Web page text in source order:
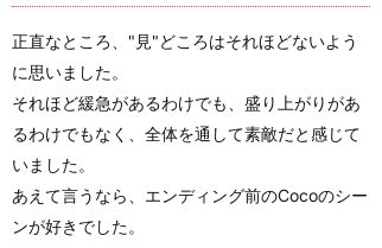
正直なところ、"見"どころはそれほどないよう
に思いました。
それほど緩急があるわけでも、盛り上がりがあ
るわけでもなく、全体を通して素敵だと感じて
いました。
あえて言うなら、エンディング前のCocoのシー
ンが好きでした。